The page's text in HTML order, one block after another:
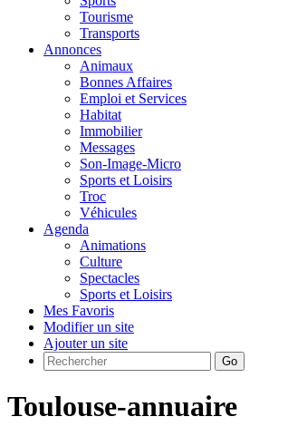
Tourisme
Transports
Annonces
Animaux
Bonnes Affaires
Emploi et Services
Habitat
Immobilier
Messages
Son-Image-Micro
Sports et Loisirs
Troc
Véhicules
Agenda
Animations
Culture
Spectacles
Sports et Loisirs
Mes Favoris
Modifier un site
Ajouter un site
Go
Toulouse-annuaire